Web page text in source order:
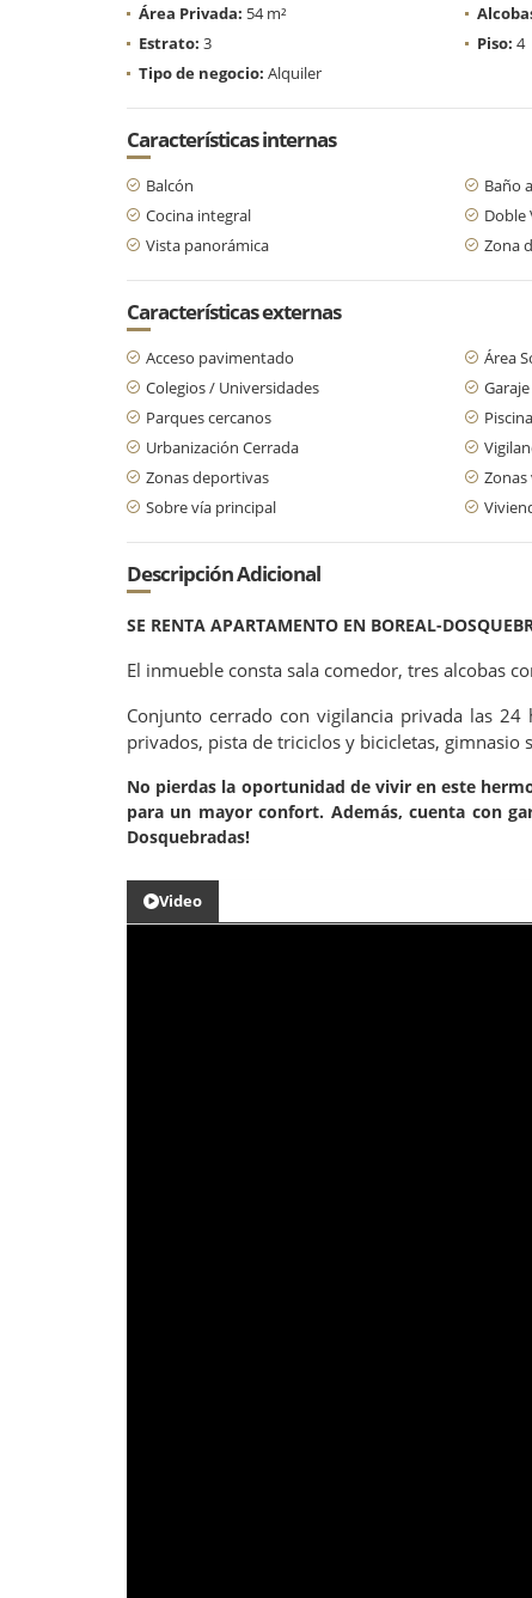
Área Privada: 54 m²
Estrato: 3 Piso: 4
Tipo de negocio: Alquiler
Características internas
Balcón Baño
Cocina integral
Doble
Vista panorámica
Zona
Características externas
Acceso pavimentado Área
Colegios / Universidades
Garaje
Parques cercanos
Piscina
Urbanización Cerrada
Zonas deportivas
Zonas
Sobre vía principal
Descripción Adicional
SE RENTA APARTAMENTO EN BOREAL-
El inmueble consta sala comedor, tres alcobas
Conjunto cerrado con vigilancia privada las
privados, pista de triciclos y bicicletas, gimnasio
No pierdas la oportunidad de vivir en este
para un mayor confort. Además, cuenta con
Dosquebradas!
Video